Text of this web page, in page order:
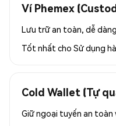
Ví Phemex
Lưu trữ an toàn, dễ
Tốt nhất cho Sử dụng
Cold Wallet (Tự
Giữ ngoại tuyến an toàn